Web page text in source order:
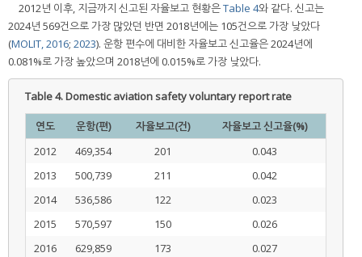
2012년 이후, 지금까지 신고된 자율보고 현황은Table 4와 같다. 신고는
2024년 569건으로 가장 많았던 반면 2018년에는 105건으로 가장 낮았다
(MOLIT, 2016; 2023). 운항 편수에 대비한 자율보고 신고율은 2024년에
0.081%로 가장 높았으며 2018년에 0.015%로 가장 낮았다.
Table 4.Domestic aviation safety voluntary report rate
연도 운항(편) 자율보고(건)
자율보고 신고율(%)
2012
469,354 201
0.043
2013
500,739 211
0.042
2014
536,586 122
0.023
2015
570,597 150
0.026
2016
629,859 173
0.027